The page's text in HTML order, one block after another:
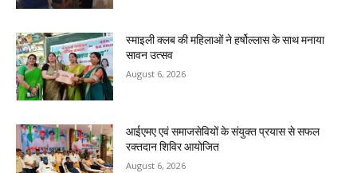
स्माइली क्लब की महिलाओं ने हर्षोल्लास के साथ मनाया
सावन उत्सव
August 6, 2026
आईएमए एवं समाजसेवियों के संयुक्त प्रयास से सफल
रक्तदान शिविर आयोजित
August 6, 2026